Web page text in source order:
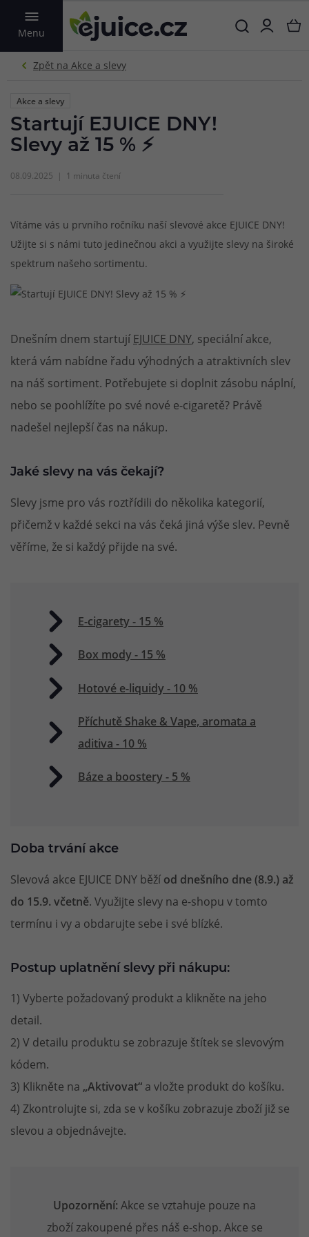
Menu
VYHLEDAT
Akce a slevy
Startují EJUICE DNY!
Slevy až 15 % ⚡
08.09.2025 1 minuta čtení
Vítáme vás u prvního ročníku naší slevové akce EJUICE DNY!
Užijte si s námi tuto jedinečnou akci a využijte slevy na široké
spektrum našeho sortimentu.
Dnešním dnem startují EJUICE DNY, speciální akce,
která vám nabídne řadu výhodných a atraktivních slev
na náš sortiment. Potřebujete si doplnit zásobu náplní,
nebo se poohlížíte po své nové e-cigaretě? Právě
nadešel nejlepší čas na nákup.
Jaké slevy na vás čekají?
Slevy jsme pro vás roztřídili do několika kategorií,
přičemž v každé sekci na vás čeká jiná výše slev. Pevně
věříme, že si každý přijde na své.
E-cigarety - 15 %
Box mody - 15 %
Hotové e-liquidy - 10 %
Příchutě Shake & Vape, aromata a
aditiva - 10 %
Báze a boostery - 5 %
Doba trvání akce
Slevová akce EJUICE DNY běží od dnešního dne (8.9.) až
do 15.9. včetně. Využijte slevy na e-shopu v tomto
termínu i vy a obdarujte sebe i své blízké.
Postup uplatnění slevy při nákupu:
1) Vyberte požadovaný produkt a klikněte na jeho
detail.
2) V detailu produktu se zobrazuje štítek se slevovým
kódem.
3) Klikněte na „Aktivovat“ a vložte produkt do košíku.
4) Zkontrolujte si, zda se v košíku zobrazuje zboží již se
slevou a objednávejte.
Upozornění: Akce se vztahuje pouze na
zboží zakoupené přes náš e-shop. Akce se